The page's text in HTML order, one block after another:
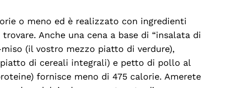
o meno ed è realizzato con ingredienti
Anche una cena a base di “insalata di
(il vostro mezzo piatto di verdure),
di cereali integrali) e petto di pollo al
fornisce meno di 475 calorie. Amerete